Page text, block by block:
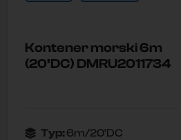
Kontener morski 6m
(20’DC) DMRU2011734
Typ: 6m/20'DC